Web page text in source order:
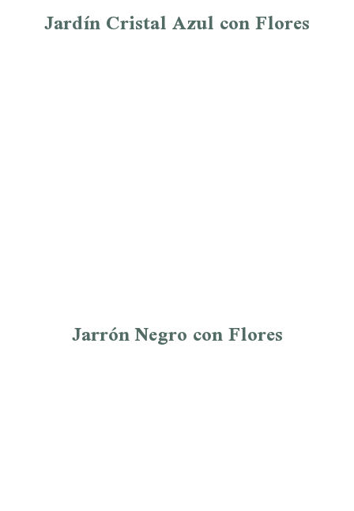
Jardín Cristal Azul con Flores
Jarrón Negro con Flores